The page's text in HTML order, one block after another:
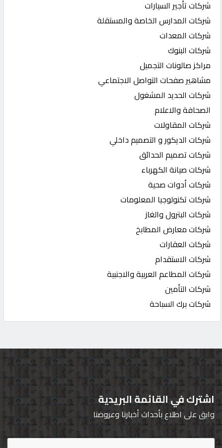
شركات تأجير السيارات
شركات المدارس الخاصة والمستقلة
شركات المعدات
شركات البنوك
مراكز صالونات التجميل
مشاهير صفحات التواصل الاجتماعي
شركات الحديد المشغول
الصحافة والاعلام
شركات المقاولات
شركات الديكور و التصميم داخلي
شركات تصميم الحدائق
شركات صيانة الكهرباء
شركات أدوات صحية
شركات تكنولوجيا المعلومات
شركات البترول والغاز
شركات معارض المطابخ
شركات العقارات
شركات الاستقدام
شركات المطاعم العربية والاجنبية
شركات التأمين
شركات برك السباحة
اشترك في القائمة البريدية
وابق على اطلاع بأحداث أخبارنا وعروضنا